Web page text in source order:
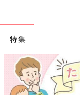
特集
【ワクチン接種できる